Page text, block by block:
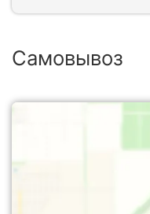
Самовывоз